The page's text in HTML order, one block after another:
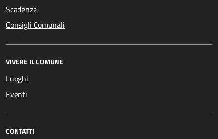
Scadenze
Consigli Comunali
VIVERE IL COMUNE
Luoghi
Eventi
CONTATTI